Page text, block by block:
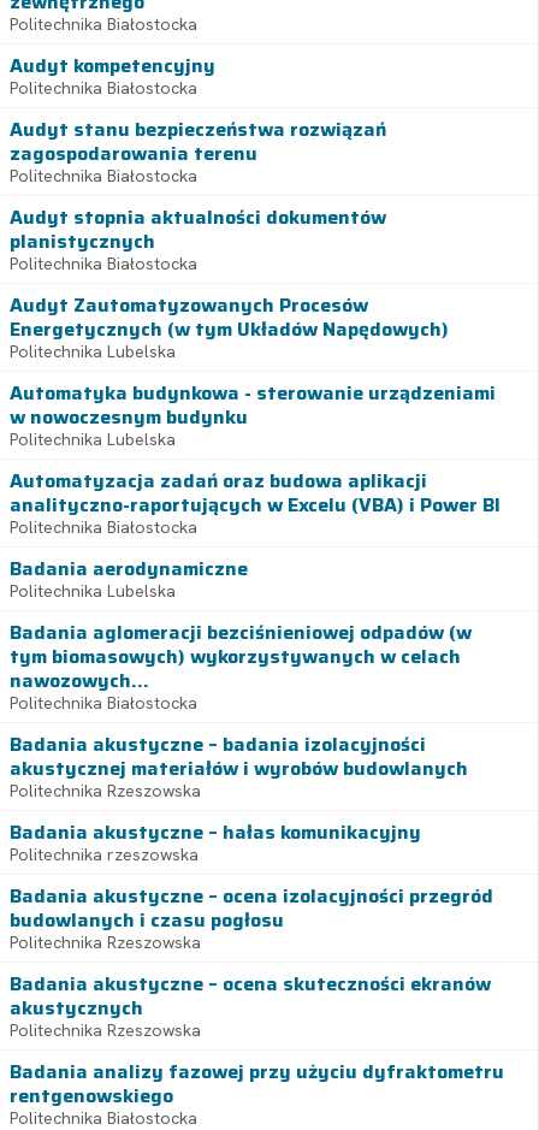
Politechnika Białostocka
Audyt kompetencyjny
Politechnika Białostocka
Audyt stanu bezpieczeństwa rozwiązań
zagospodarowania terenu
Politechnika Białostocka
Audyt stopnia aktualności dokumentów
planistycznych
Politechnika Białostocka
Audyt Zautomatyzowanych Procesów
Energetycznych (w tym Układów Napędowych)
Politechnika Lubelska
Automatyka budynkowa - sterowanie urządzeniami
w nowoczesnym budynku
Politechnika Lubelska
Automatyzacja zadań oraz budowa aplikacji
analityczno-raportujących w Excelu (VBA) i Power BI
Politechnika Białostocka
Badania aerodynamiczne
Politechnika Lubelska
Badania aglomeracji bezciśnieniowej odpadów (w
tym biomasowych) wykorzystywanych w celach
nawozowych...
Politechnika Białostocka
Badania akustyczne – badania izolacyjności
akustycznej materiałów i wyrobów budowlanych
Politechnika Rzeszowska
Badania akustyczne – hałas komunikacyjny
Politechnika rzeszowska
Badania akustyczne – ocena izolacyjności przegród
budowlanych i czasu pogłosu
Politechnika Rzeszowska
Badania akustyczne – ocena skuteczności ekranów
akustycznych
Politechnika Rzeszowska
Badania analizy fazowej przy użyciu dyfraktometru
rentgenowskiego
Politechnika Białostocka